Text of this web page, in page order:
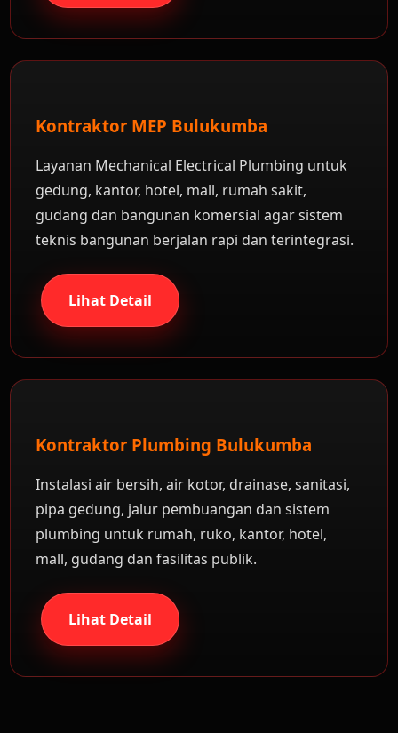
Kontraktor MEP Bulukumba
Layanan Mechanical Electrical Plumbing untuk
gedung, kantor, hotel, mall, rumah sakit,
gudang dan bangunan komersial agar sistem
teknis bangunan berjalan rapi dan terintegrasi.
Lihat Detail
Kontraktor Plumbing Bulukumba
Instalasi air bersih, air kotor, drainase, sanitasi,
pipa gedung, jalur pembuangan dan sistem
plumbing untuk rumah, ruko, kantor, hotel,
mall, gudang dan fasilitas publik.
Lihat Detail